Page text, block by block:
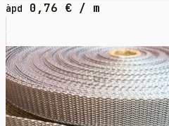
àpd 0,76 € / m